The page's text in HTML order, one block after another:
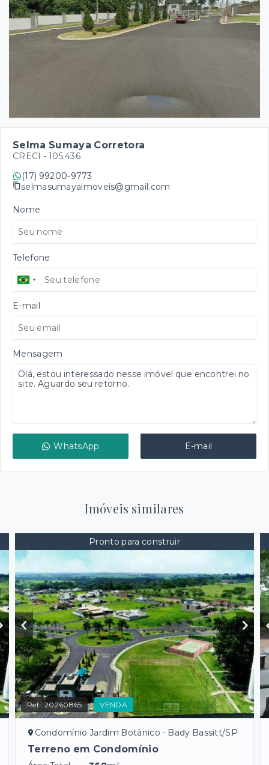
Selma Sumaya Corretora
CRECI - 105.436
(17) 99200-9773
selmasumayaimoveis@gmail.com
Nome
Telefone
E-mail
Mensagem
WhatsApp E-mail
Imóveis similares
Pronto para construir
Ref.:20260865 VENDA
Condomínio Jardim Botânico - Bady Bassitt/SP
Terreno em Condomínio